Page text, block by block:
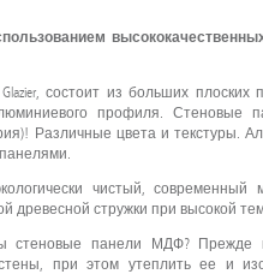
состоит из больших
профиля. Стеновые
Различные цвета и
чистый, современный
древесной стружки при высокой
стеновые панели МДФ? Прежде
стены, при этом утеплить ее и